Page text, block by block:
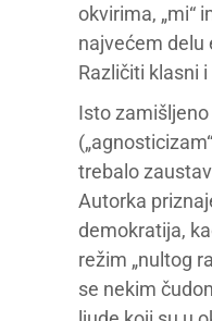
okvirima, „mi“
najvećem delu
Različiti klasni
Isto
trebalo
Autorka
demokratija,
režim „nultog
se nekim